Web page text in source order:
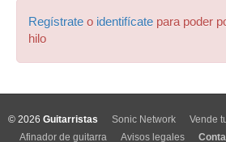
Regístrate o identifícate para poder
hilo
© 2026 Guitarristas Sonic Network Vende
Afinador de guitarra
Avisos legales